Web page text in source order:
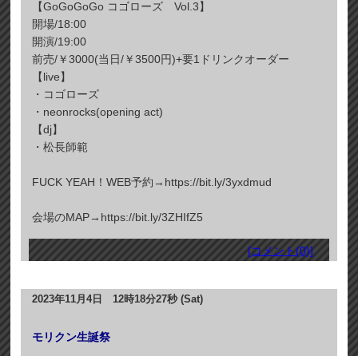
【GoGoGoGo コゴローズ Vol.3】
開場/18:00
開演/19:00
前売/￥3000(当日/￥3500円)+要1ドリンクオーダー
【live】
・コゴローズ
・neonrocks(opening act)
【dj】
・松長師範
FUCK YEAH！WEB予約→https://bit.ly/3yxdmud
会場のMAP→https://bit.ly/3ZHIfZ5
[コメント(0)]
2023年11月4日 12時18分27秒 (Sat)
モリクン生誕祭